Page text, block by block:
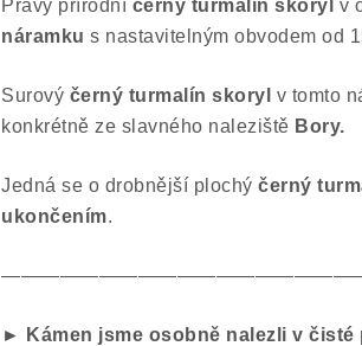
Pravý přírodní černý turmalín skoryl v
náramku s nastavitelným obvodem od
Surový černý turmalín skoryl v tomto
konkrétně ze slavného naleziště Bory.
Jedná se o drobnější plochý černý
ukončením.
► Kámen jsme osobně nalezli v čisté